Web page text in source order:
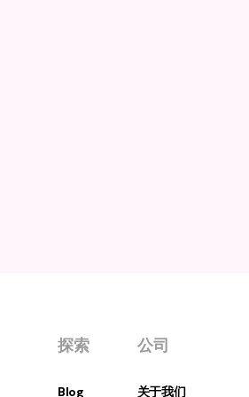
探索
Blog
公司
关于我们